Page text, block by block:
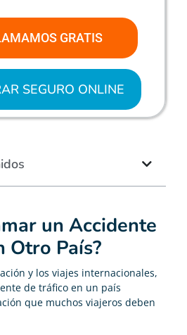
un Accidente
Otro País?
y los viajes internacionales,
de tráfico en un país
que muchos viajeros deben
GRATIS
SEGURO ONLINE